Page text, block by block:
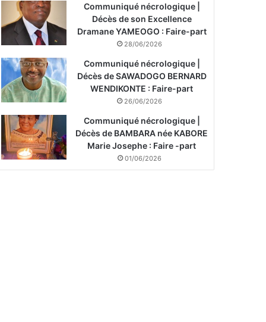
Communiqué nécrologique |
Décès de son Excellence
Dramane YAMEOGO : Faire-part
28/06/2026
Communiqué nécrologique |
Décès de SAWADOGO BERNARD
WENDIKONTE : Faire-part
26/06/2026
Communiqué nécrologique |
Décès de BAMBARA née KABORE
Marie Josephe : Faire -part
01/06/2026